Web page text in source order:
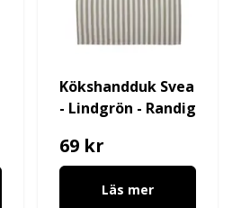
Kökshandduk Svea
- Lindgrön - Randig
69 kr
Läs mer